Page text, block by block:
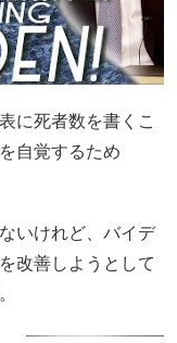
に死者数を書くこ
自覚するため
いけれど、バイデ
改善しようとして